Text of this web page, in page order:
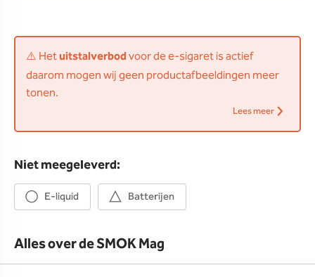
⚠️ Hetuitstalverbodvoor de e-sigaret is actief
daarom mogen wij geen productafbeeldingen meer
tonen.
Lees meer
Niet meegeleverd:
E-liquid Batterijen
Alles over de SMOK Mag